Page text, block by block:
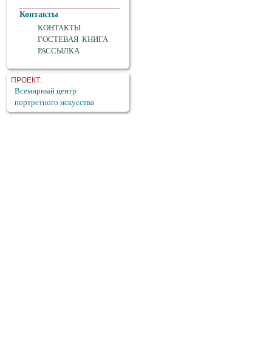
Контакты
КОНТАКТЫ
ГОСТЕВАЯ КНИГА
РАССЫЛКА
ПРОЕКТ:
Всемирный центр
портретного искусства